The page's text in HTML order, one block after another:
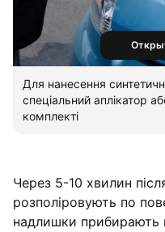
Для нанесення
спеціальний аплікатор
комплекті
Через 5-10 хвилин
розполіровують по
надлишки прибирають